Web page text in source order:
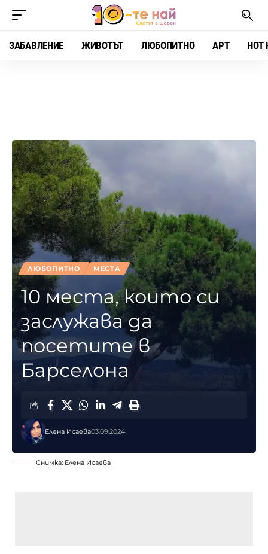
ЗАБАВЛЕНИЕ ЖИВОТЪТ ЛЮБОПИТНО АРТ HOT
ЛЮБОПИТНО МЕСТА
10 места, които си
заслужава да
посетите в
Барселона
Елена Исаева03.09.2024
Снимка: Елена Исаева